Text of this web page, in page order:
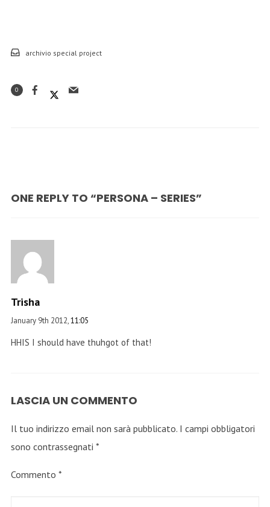
archivio special project
0
ONE REPLY TO “PERSONA – SERIES”
Trisha
January 9th 2012,11:05
HHIS I should have thuhgot of that!
LASCIA UN COMMENTO
Il tuo indirizzo email non sarà pubblicato. I campi obbligatori
sono contrassegnati *
Commento *